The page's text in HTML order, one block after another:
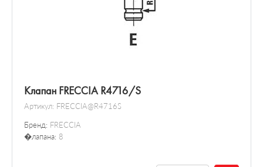
Клапан FRECCIA R4716/S
Артикул: FRECCIA@R4716S
Бренд: FRECCIA
�лапана: 8